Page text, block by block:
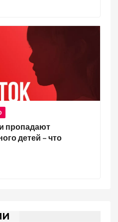
пропадают
детей – что